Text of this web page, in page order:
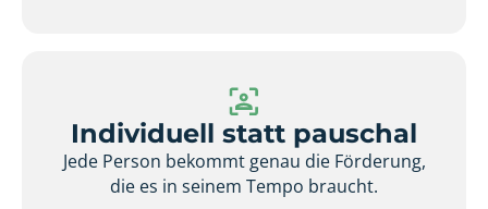
Individuell statt pauschal
Jede Person bekommt genau die Förderung,
die es in seinem Tempo braucht.